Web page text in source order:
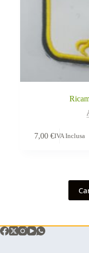
7,00€IVA Inclusa